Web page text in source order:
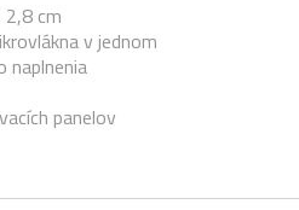
cm
v jednom
naplnenia
panelov